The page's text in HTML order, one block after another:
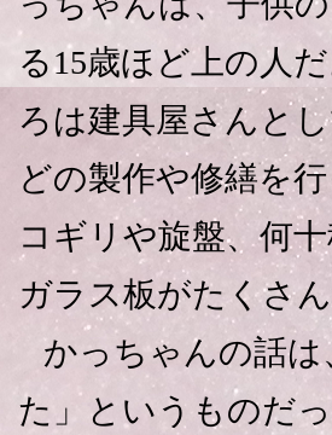
る15歳ほど上の人
ろは建具屋さんと
どの製作や修繕を
コギリや旋盤、何
ガラス板がたくさ
かっちゃんの話は
た」というものだ